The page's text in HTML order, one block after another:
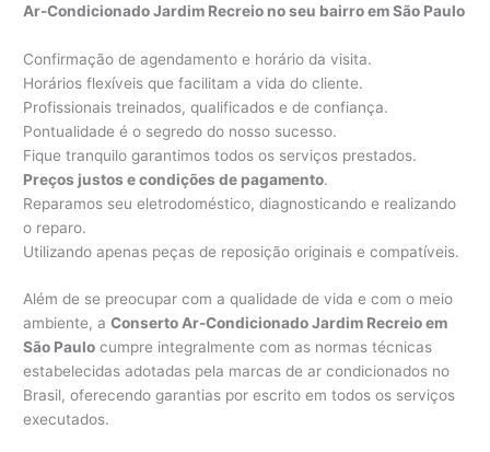
Ar-Condicionado Jardim Recreio no seu bairro em São Paulo
Confirmação de agendamento e horário da visita.
Horários flexíveis que facilitam a vida do cliente.
Profissionais treinados, qualificados e de confiança.
Pontualidade é o segredo do nosso sucesso.
Fique tranquilo garantimos todos os serviços prestados.
Preços justos e condições de pagamento.
Reparamos seu eletrodoméstico, diagnosticando e realizando
o reparo.
Utilizando apenas peças de reposição originais e compatíveis.
Além de se preocupar com a qualidade de vida e com o meio
ambiente, aConserto Ar-Condicionado Jardim Recreio em
São Paulo cumpre integralmente com as normas técnicas
estabelecidas adotadas pela marcas de ar condicionados no
Brasil, oferecendo garantias por escrito em todos os serviços
executados.